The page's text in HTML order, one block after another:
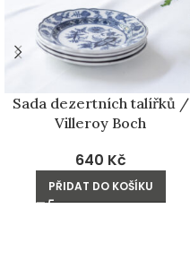
Sada dezertních talířků /
Villeroy Boch
640 Kč
PŘIDAT DO KOŠÍKU